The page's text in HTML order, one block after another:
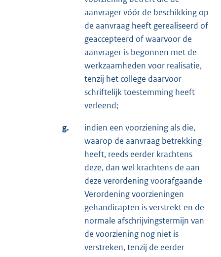
aanvrager vóór de beschikking op
de aanvraag heeft gerealiseerd of
geaccepteerd of waarvoor de
aanvrager is begonnen met de
werkzaamheden voor realisatie,
tenzij het college daarvoor
schriftelijk toestemming heeft
verleend;
g.
indien een voorziening als die,
waarop de aanvraag betrekking
heeft, reeds eerder krachtens
deze, dan wel krachtens de aan
deze verordening voorafgaande
Verordening voorzieningen
gehandicapten is verstrekt en de
normale afschrijvingstermijn van
de voorziening nog niet is
verstreken, tenzij de eerder